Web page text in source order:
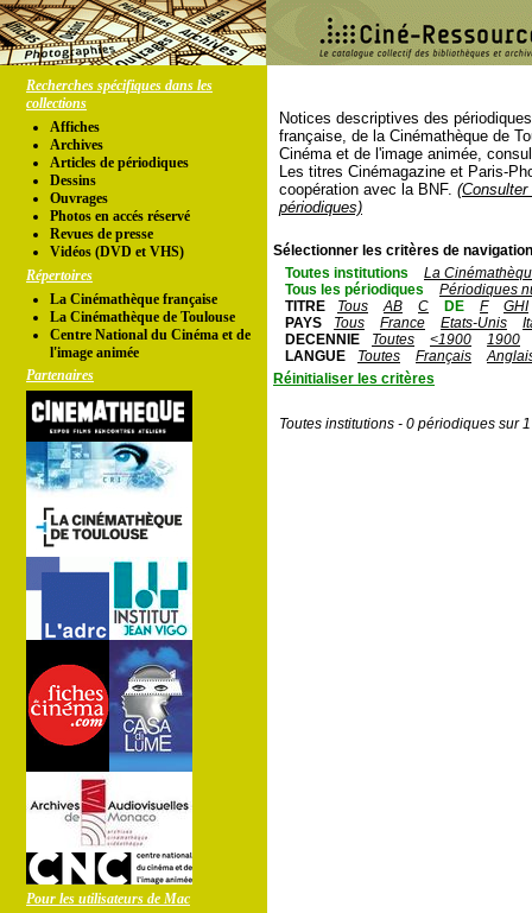
Recherches spécifiques dans les
collections
Affiches
Archives
Articles de périodiques
Dessins
Ouvrages
Photos en accés réservé
Revues de presse
Vidéos (DVD et VHS)
Répertoires
La Cinémathèque française
La Cinémathèque de Toulouse
Centre National du Cinéma et de
l'image animée
Partenaires
Pour les utilisateurs de Mac
Notices descriptives des
française, de la Cinémathèque de
Cinéma et de l'image animée,
Les titres Cinémagazine et Paris-
coopération avec la BNF.
périodiques)
Sélectionner les critères de
Toutes institutions
La
Tous les périodiques
Périodiques
TITRE
Tous AB C DE F
GHI
PAYS
Tous France Etats-Unis
DECENNIE
Toutes <1900
1900
LANGUE
Toutes Français
Réinitialiser les critères
Toutes institutions - 0 périodiques sur